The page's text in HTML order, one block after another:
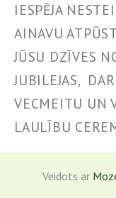
IESPĒJA
AINAVU
JŪSU DZĪVES
JUBILEJAS,
VECMEITU UN
LAULĪBU
Veidots ar